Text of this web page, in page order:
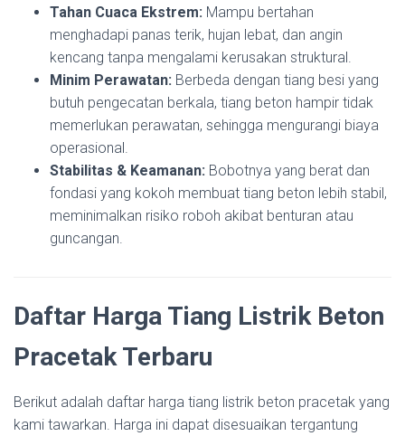
Tahan Cuaca Ekstrem: Mampu bertahan
menghadapi panas terik, hujan lebat, dan angin
kencang tanpa mengalami kerusakan struktural.
Minim Perawatan: Berbeda dengan tiang besi yang
butuh pengecatan berkala, tiang beton hampir tidak
memerlukan perawatan, sehingga mengurangi biaya
operasional.
Stabilitas & Keamanan: Bobotnya yang berat dan
fondasi yang kokoh membuat tiang beton lebih stabil,
meminimalkan risiko roboh akibat benturan atau
guncangan.
Daftar Harga Tiang Listrik Beton
Pracetak Terbaru
Berikut adalah daftar harga tiang listrik beton pracetak yang
kami tawarkan. Harga ini dapat disesuaikan tergantung